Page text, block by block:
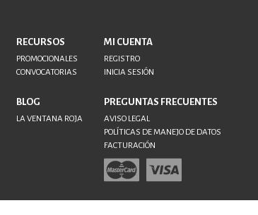
RECURSOS
PROMOCIONALES
CONVOCATORIAS
BLOG
LA VENTANA ROJA
MI CUENTA
REGISTRO
INICIA SESIÓN
PREGUNTAS FRECUENTES
AVISO LEGAL
POLÍTICAS DE MANEJO DE DATOS
FACTURACIÓN